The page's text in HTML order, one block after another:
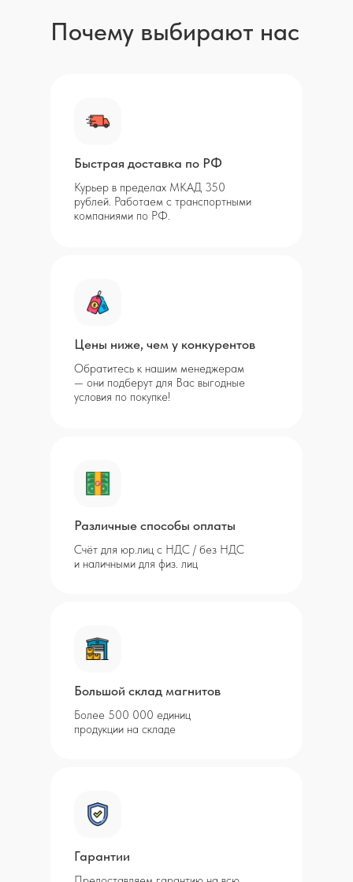
Почему выбирают нас
Быстрая доставка по РФ
Курьер в пределах МКАД 350
рублей. Работаем с транспортными
компаниями по РФ.
Цены ниже, чем у конкурентов
Обратитесь к нашим менеджерам
— они подберут для Вас выгодные
условия по покупке!
Различные способы оплаты
Счёт для юр.лиц с НДС / без НДС
и наличными для физ. лиц
Большой склад магнитов
Более 500 000 единиц
продукции на складе
Гарантии